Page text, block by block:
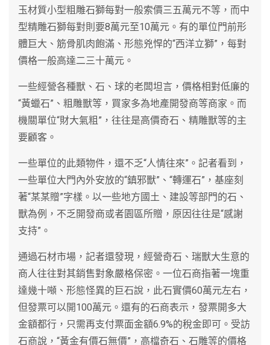
玉材質小型粗雕石獅每對一般索價三五萬元不等，而中
型精雕石獅每對則要8萬元至10萬元。有的單位門前形
體巨大、筋骨肌肉飽滿、形態兇悍的“西洋立獅”，每對
價格一般高達二三十萬元。
一些經營各種獸、石、球的老闆坦言，價格相對低廉的
“黃蠟石”、粗雕獸等，買家多為地產開發商等商家。而
機關單位“財大氣粗”，往往是高價奇石、精雕獸等的主
要顧客。
一些單位的此類物件，還不乏“人情往來”。記者看到，
一些單位大門內外安放的“鎮邪獸”、“轉運石”，基座刻
著“某某贈”字樣。以一些地方國土、建設等部門的石、
獸為例，不乏開發商或者園區所贈，原因往往是“感謝
支持”。
通過石材市場，記者還發現，經營奇石、瑞獸大生意的
商人往往對其銷售對象嚴格保密。一位石商指著一塊重
達幾十噸、形態怪異的巨石說，此石實價60萬元左右，
但發票可以開100萬元。還有的石商表示，發票開多大
金額都行，只需再支付票面金額6.9%的稅金即可。受訪
石商說，“黃金有價石無價”，高檔奇石、石雕等的價格